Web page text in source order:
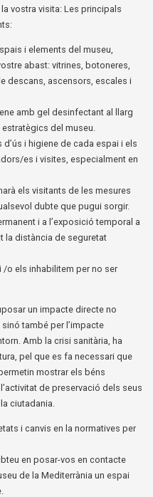
vostra visita: Les principals
i elements del museu,
abast: vitrines, botoneres,
descans, ascensors, escales i
amb gel desinfectant al llarg
del museu.
i higiene de cada espai i els
es i visites, especialment en
els visitants de les mesures
dubte que pugui sorgir.
i a l’exposició temporal a
la distància de seguretat
o els inhabilitem per no ser
un impacte directe no
també per l’impacte
Amb la crisi sanitària, ha
pel que es fa necessari que
mostrar els béns
de preservació dels seus
ciutadania.
i canvis en la normatives per
en posar-vos en contacte
de la Mediterrània un espai